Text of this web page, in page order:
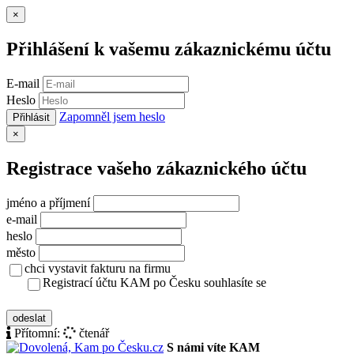
×
Přihlášení k vašemu zákaznickému účtu
E-mail
Heslo
Přihlásit Zapomněl jsem heslo
×
Registrace vašeho zákaznického účtu
jméno a příjmení
e-mail
heslo
město
chci vystavit fakturu na firmu
Registrací účtu KAM po Česku souhlasíte se
odeslat
Přítomní:
čtenář
S námi víte KAM